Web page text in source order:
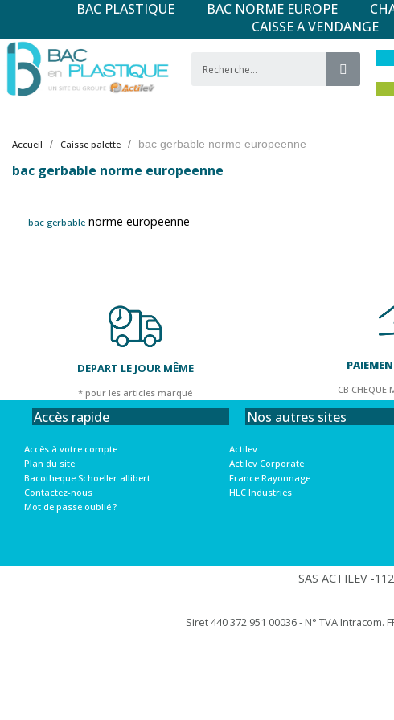
BAC PLASTIQUE BAC NORME EUROPE
CAISSE A VENDANGE
Accueil Caisse palette bac gerbable norme europeenne
bac gerbable norme europeenne
bac gerbable norme europeenne
DEPART LE JOUR MÊME
* pour les articles marqué CB CHEQUE
Accès rapide
Accès à votre compte
Plan du site
Bacotheque Schoeller allibert
Contactez-nous
Mot de passe oublié ?
Nos autres sites
Actilev
Actilev Corporate
France Rayonnage
HLC Industries
SAS ACTILEV -
Siret 440 372 951 00036 - N° TVA Intracom.